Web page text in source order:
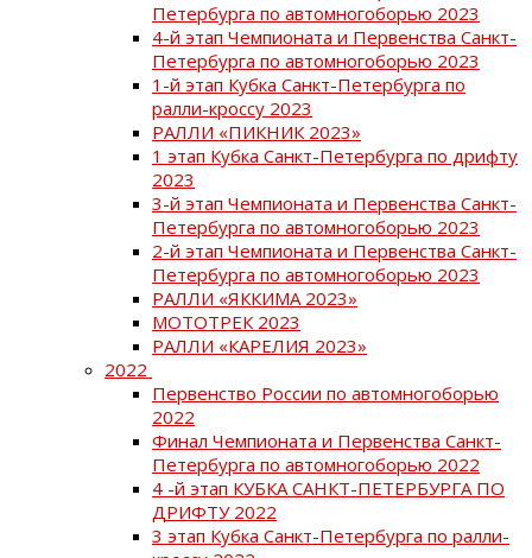
Петербурга по автомногоборью 2023
4-й этап Чемпионата и Первенства Санкт-
Петербурга по автомногоборью 2023
1-й этап Кубка Санкт-Петербурга по
ралли-кроссу 2023
РАЛЛИ «ПИКНИК 2023»
1 этап Кубка Санкт-Петербурга по дрифту
2023
3-й этап Чемпионата и Первенства Санкт-
Петербурга по автомногоборью 2023
2-й этап Чемпионата и Первенства Санкт-
Петербурга по автомногоборью 2023
РАЛЛИ «ЯККИМА 2023»
МОТОТРЕК 2023
РАЛЛИ «КАРЕЛИЯ 2023»
2022
Первенство России по автомногоборью
2022
Финал Чемпионата и Первенства Санкт-
Петербурга по автомногоборью 2022
4 -й этап КУБКА САНКТ-ПЕТЕРБУРГА ПО
ДРИФТУ 2022
3 этап Кубка Санкт-Петербурга по ралли-